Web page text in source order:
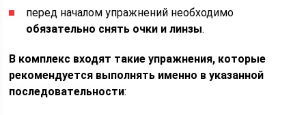
перед началом упражнений необходимо
обязательно снять очки и линзы.
В комплекс входят такие упражнения, которые
рекомендуется выполнять именно в указанной
последовательности: